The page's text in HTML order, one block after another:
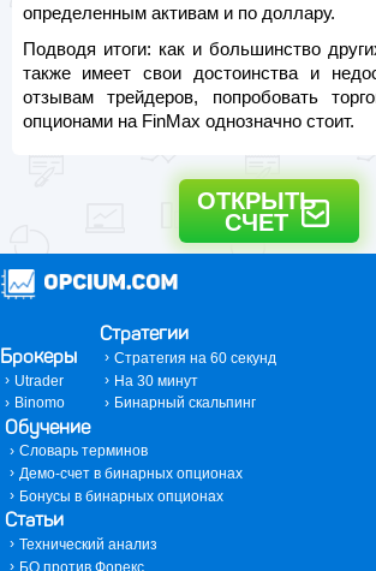
определенным активам и по доллару.
Подводя итоги: как и большинство
также имеет свои достоинства и
отзывам трейдеров, попробовать
опционами на FinMax однозначно стоит.
ОТКРЫТЬ
СЧЕТ
Брокеры
Utrader
Binomo
Стратегии
Стратегия на 60 секунд
На 30 минут
Бинарный скальпинг
Обучение
Словарь терминов
Демо-счет в бинарных опционах
Бонусы в бинарных опционах
Статьи
Технический анализ
БО против Форекс